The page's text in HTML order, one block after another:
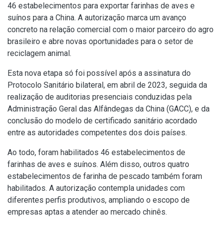
46 estabelecimentos para exportar farinhas de aves e
suínos para a China. A autorização marca um avanço
concreto na relação comercial com o maior parceiro do agro
brasileiro e abre novas oportunidades para o setor de
reciclagem animal.
Esta nova etapa só foi possível após a assinatura do
Protocolo Sanitário bilateral, em abril de 2023, seguida da
realização de auditorias presenciais conduzidas pela
Administração Geral das Alfândegas da China (GACC), e da
conclusão do modelo de certificado sanitário acordado
entre as autoridades competentes dos dois países.
Ao todo, foram habilitados 46 estabelecimentos de
farinhas de aves e suínos. Além disso, outros quatro
estabelecimentos de farinha de pescado também foram
habilitados. A autorização contempla unidades com
diferentes perfis produtivos, ampliando o escopo de
empresas aptas a atender ao mercado chinês.